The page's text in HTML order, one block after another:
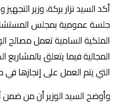
جلسة عمومية بمجلس
الملكية السامية تعمل مصالح
المجالية فيما يتعلق
التي يتم العمل على إنجازها في
وأوضح السيد الوزير أن من ضمن